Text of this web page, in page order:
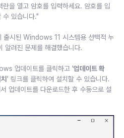
을 열고 암호를 입력하세요. 암호를 입
수 있습니다."
시된 Windows 11 시스템용 선택적 누
려진 문제를 해결했습니다.
업데이트를 클릭하고 '업데이트 확
' 링크를 클릭하여 설치할 수 있습니다.
업데이트를 다운로드한 후 수동으로 설